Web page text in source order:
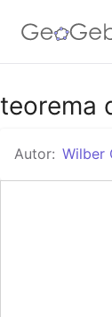
Google
GeoGebra
teorema
Autor: Wilber